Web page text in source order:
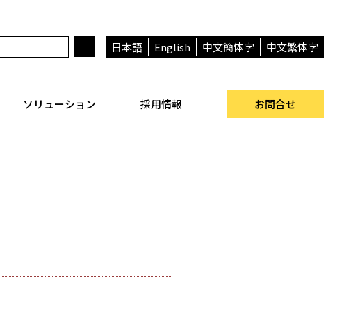
ソリューション 採用情報 お問合せ
日本語 English 中文簡体字 中文繁体字